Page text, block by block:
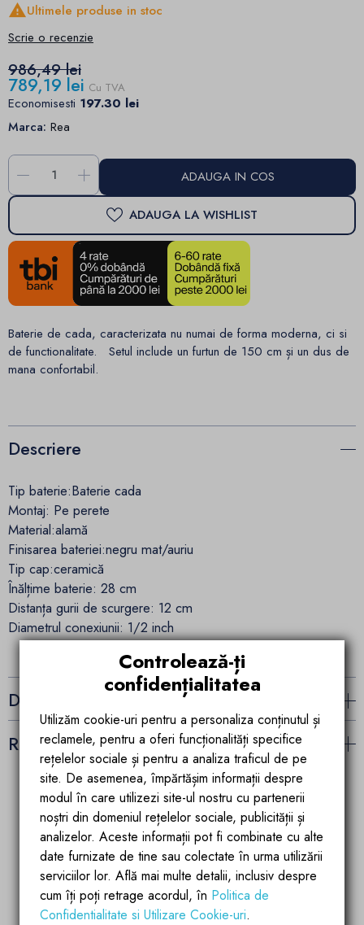
Ultimele produse in stoc
Scrie o recenzie
986,49 lei
789,19 lei Cu TVA
Economisesti 197.30 lei
Marca: Rea
- + ADAUGA IN COS
ADAUGA LA WISHLIST
Baterie de cada, caracterizata nu numai de forma moderna, ci si
de functionalitate.
Setul include un furtun de 150 cm și un dus de
mana confortabil.
Descriere
Tip baterie:Baterie cada
Montaj: Pe perete
Material:alamă
Finisarea bateriei:negru mat/auriu
Tip cap:ceramică
Înălțime baterie: 28 cm
Distanța gurii de scurgere: 12 cm
Diametrul conexiunii: 1/2 inch
Detalii ale produsului
Recenzii (0)
Garantia calitatii
Produsele brandului EGO
sunt fabricate dupa
ultimele tehnologii de
calitate si inovatie
Parteneriate de
succes
Account manager
pregatit si dedicat
partenerilor si
colaboratorilor
Controlează-ți
confidențialitatea
Utilizăm cookie-uri pentru a personaliza conținutul și
reclamele, pentru a oferi funcționalități specifice
rețelelor sociale și pentru a analiza traficul de pe
site. De asemenea, împărtășim informații despre
modul în care utilizezi site-ul nostru cu partenerii
noștri din domeniul rețelelor sociale, publicității și
analizelor. Aceste informații pot fi combinate cu alte
date furnizate de tine sau colectate în urma utilizării
serviciilor lor. Află mai multe detalii, inclusiv despre
cum îți poți retrage acordul, în Politica de
Confidentialitate si Utilizare Cookie-uri.